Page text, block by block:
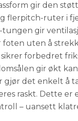
gir den
flerpitch-ruter i
gir
uten å
forbedret
gir økt
det enkelt å
raskt. Dette er
– uansett